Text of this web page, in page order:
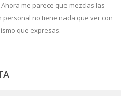
Ahora me parece que mezclas las
personal no tiene nada que ver con
que expresas.